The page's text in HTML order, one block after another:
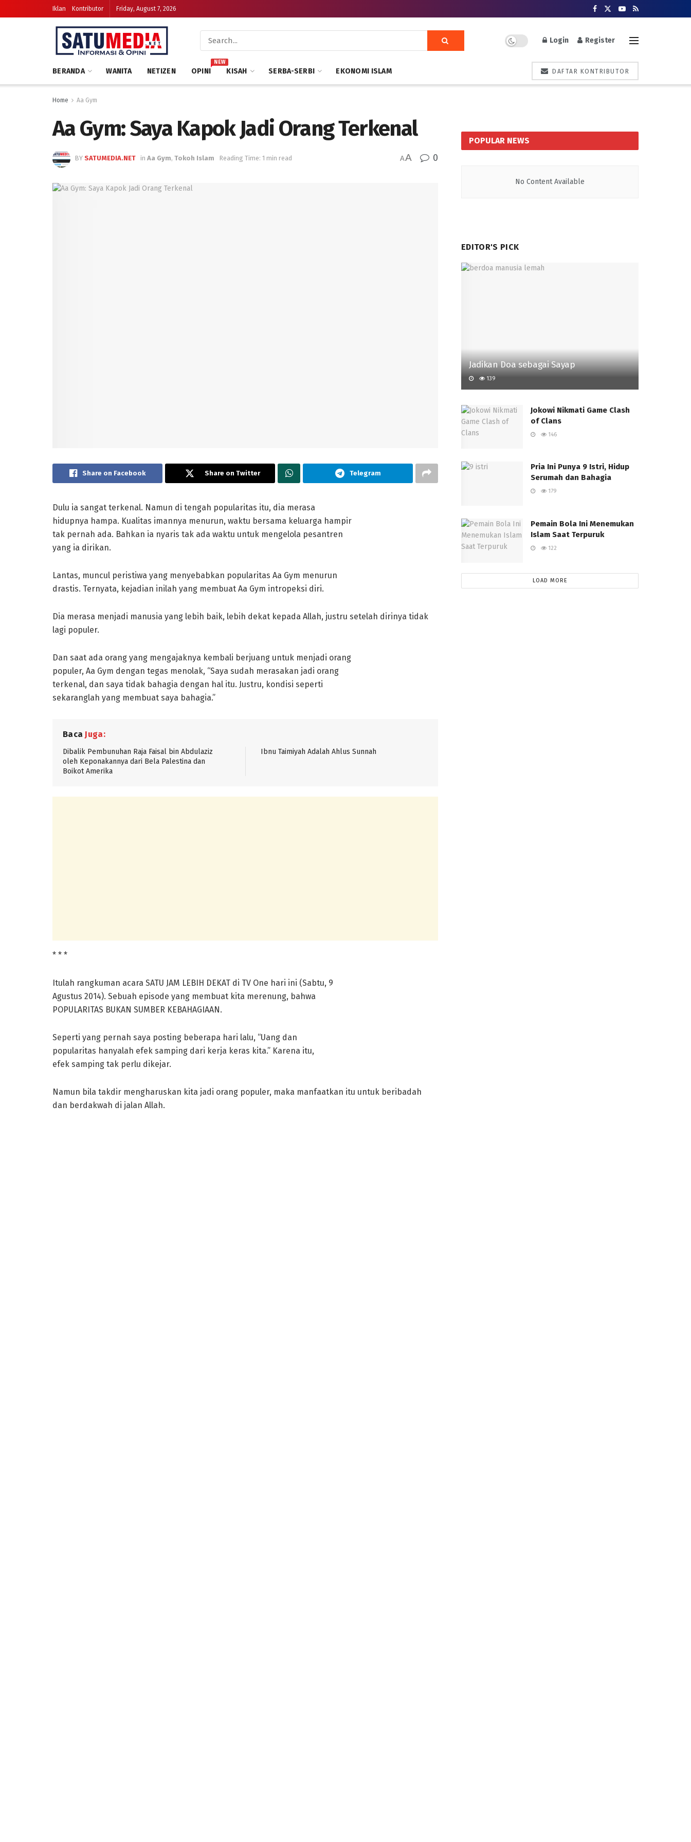
Iklan Kontributor Friday, August 7, 2026
Login Register
BERANDA WANITA NETIZEN OPINI
NEW
KISAH SERBA-SERBI EKONOMI ISLAM DAFTAR KONTRIBUTOR
Home Aa Gym
Aa Gym: Saya Kapok Jadi Orang Terkenal
BY SATUMEDIA.NET in Aa Gym, Tokoh Islam Reading Time: 1 min read AA 0
Share on Facebook Share on Twitter Telegram
Dulu ia sangat terkenal. Namun di tengah popularitas itu, dia merasa
hidupnya hampa. Kualitas imannya menurun, waktu bersama keluarga hampir
tak pernah ada. Bahkan ia nyaris tak ada waktu untuk mengelola pesantren
yang ia dirikan.
Lantas, muncul peristiwa yang menyebabkan popularitas Aa Gym menurun
drastis. Ternyata, kejadian inilah yang membuat Aa Gym intropeksi diri.
Dia merasa menjadi manusia yang lebih baik, lebih dekat kepada Allah, justru setelah dirinya tidak
lagi populer.
Dan saat ada orang yang mengajaknya kembali berjuang untuk menjadi orang
populer, Aa Gym dengan tegas menolak, “Saya sudah merasakan jadi orang
terkenal, dan saya tidak bahagia dengan hal itu. Justru, kondisi seperti
sekaranglah yang membuat saya bahagia.”
Baca Juga:
Dibalik Pembunuhan Raja Faisal bin Abdulaziz
oleh Keponakannya dari Bela Palestina dan
Boikot Amerika
Ibnu Taimiyah Adalah Ahlus Sunnah
* * *
Itulah rangkuman acara SATU JAM LEBIH DEKAT di TV One hari ini (Sabtu, 9
Agustus 2014). Sebuah episode yang membuat kita merenung, bahwa
POPULARITAS BUKAN SUMBER KEBAHAGIAAN.
Seperti yang pernah saya posting beberapa hari lalu, “Uang dan
popularitas hanyalah efek samping dari kerja keras kita.” Karena itu,
efek samping tak perlu dikejar.
Namun bila takdir mengharuskan kita jadi orang populer, maka manfaatkan itu untuk beribadah
dan berdakwah di jalan Allah.
POPULAR NEWS
No Content Available
EDITOR'S PICK
Jadikan Doa sebagai Sayap
139
Jokowi Nikmati Game Clash
of Clans
146
Pria Ini Punya 9 Istri, Hidup
Serumah dan Bahagia
179
Pemain Bola Ini Menemukan
Islam Saat Terpuruk
122
LOAD MORE